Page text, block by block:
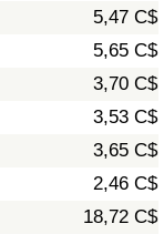
5,47 C$
5,65 C$
3,70 C$
3,53 C$
3,65 C$
2,46 C$
18,72 C$